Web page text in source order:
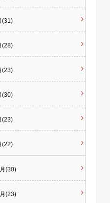
(31)
(28)
(23)
(30)
(23)
(22)
(30)
(23)